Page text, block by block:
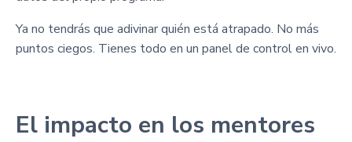
Ya no tendrás que adivinar quién está atrapado. No más
puntos ciegos. Tienes todo en un panel de control en vivo.
El impacto en los mentores